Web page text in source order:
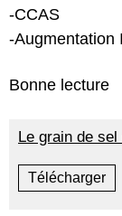
-CCAS
-
Bonne lecture
Le grain de
Télécharger